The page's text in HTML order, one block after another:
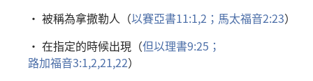
• 被稱為拿撒勒人 （以賽亞書11:1,2； 馬太福音2:23）
• 在指定的時候出現 （但以理書9:25；
路加福音3:1,2,21,22）